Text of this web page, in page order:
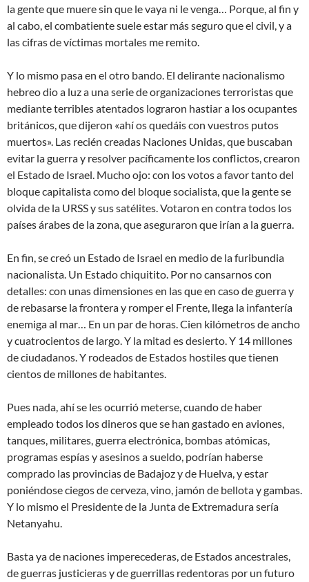
la gente que muere sin que le vaya ni le venga… Porque, al fin y
al cabo, el combatiente suele estar más seguro que el civil, y a
las cifras de víctimas mortales me remito.
Y lo mismo pasa en el otro bando. El delirante nacionalismo
hebreo dio a luz a una serie de organizaciones terroristas que
mediante terribles atentados lograron hastiar a los ocupantes
británicos, que dijeron «ahí os quedáis con vuestros putos
muertos». Las recién creadas Naciones Unidas, que buscaban
evitar la guerra y resolver pacíficamente los conflictos, crearon
el Estado de Israel. Mucho ojo: con los votos a favor tanto del
bloque capitalista como del bloque socialista, que la gente se
olvida de la URSS y sus satélites. Votaron en contra todos los
países árabes de la zona, que aseguraron que irían a la guerra.
En fin, se creó un Estado de Israel en medio de la furibundia
nacionalista. Un Estado chiquitito. Por no cansarnos con
detalles: con unas dimensiones en las que en caso de guerra y
de rebasarse la frontera y romper el Frente, llega la infantería
enemiga al mar… En un par de horas. Cien kilómetros de ancho
y cuatrocientos de largo. Y la mitad es desierto. Y 14 millones
de ciudadanos. Y rodeados de Estados hostiles que tienen
cientos de millones de habitantes.
Pues nada, ahí se les ocurrió meterse, cuando de haber
empleado todos los dineros que se han gastado en aviones,
tanques, militares, guerra electrónica, bombas atómicas,
programas espías y asesinos a sueldo, podrían haberse
comprado las provincias de Badajoz y de Huelva, y estar
poniéndose ciegos de cerveza, vino, jamón de bellota y gambas.
Y lo mismo el Presidente de la Junta de Extremadura sería
Netanyahu.
Basta ya de naciones imperecederas, de Estados ancestrales,
de guerras justicieras y de guerrillas redentoras por un futuro